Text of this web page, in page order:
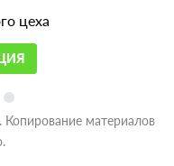
цеха
Копирование материалов